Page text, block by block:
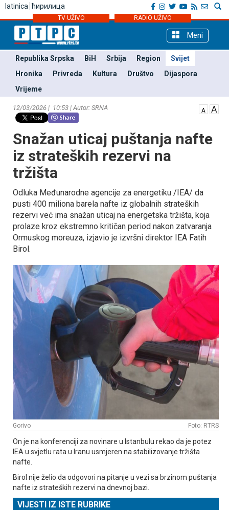
latinica ћирилица
TV UŽIVO RADIO UŽIVO
Meni
Republika Srpska BiH Srbija Region
Svijet
Hronika
Privreda Kultura Društvo
Dijaspora
Vrijeme
12/03/2026 | 10:53 | Autor: SRNA
Snažan uticaj puštanja nafte
iz strateških rezervi na
tržišta
Odluka Međunarodne agencije za energetiku /IEA/ da
pusti 400 miliona barela nafte iz globalnih strateških
rezervi već ima snažan uticaj na energetska tržišta, koja
prolaze kroz ekstremno kritičan period nakon zatvaranja
Ormuskog moreuza, izjavio je izvršni direktor IEA Fatih
Birol.
Gorivo Foto: RTRS
On je na konferenciji za novinare u Istanbulu rekao da je potez
IEA u svjetlu rata u Iranu usmjeren na stabilizovanje tržišta
nafte.
Birol nije želio da odgovori na pitanje u vezi sa brzinom puštanja
nafte iz strateških rezervi na dnevnoj bazi.
VIJESTI IZ ISTE RUBRIKE